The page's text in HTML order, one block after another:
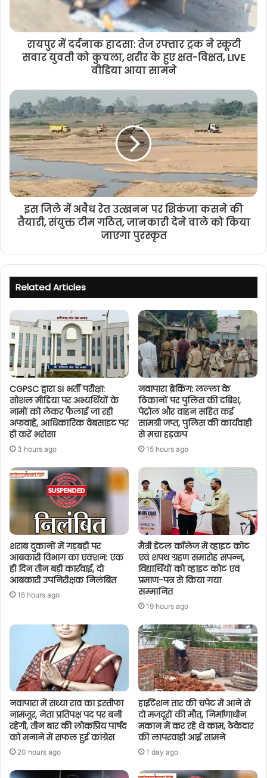
रायपुर में दर्दनाक हादसा: तेज रफ्तार ट्रक ने स्कूटी
सवार युवती को कुचला, शरीर के हुए क्षत-विक्षत, LIVE
वीडिया आया सामने
इस जिले में अवैध रेत उत्खनन पर शिकंजा कसने की
तैयारी, संयुक्त टीम गठित, जानकारी देने वाले को किया
जाएगा पुरस्कृत
Related Articles
CGPSC द्वारा SI भर्ती परीक्षा:
सोशल मीडिया पर अभ्यर्थियों के
नामों को लेकर फैलाई जा रही
अफवाहें, आधिकारिक वेबसाइट पर
ही करें भरोसा
3 hours ago
नवापारा ब्रेकिंग: लल्ला के
ठिकानों पर पुलिस की दबिश,
पेट्रोल और वाहन सहित कई
सामग्री जप्त, पुलिस की कार्यवाही
से मचा हड़कंप
15 hours ago
शराब दुकानों में गड़बड़ी पर
आबकारी विभाग का एक्शन: एक
ही दिन तीन बड़ी कार्रवाई, दो
आबकारी उपनिरीक्षक निलंबित
16 hours ago
मैत्री डेंटल कॉलेज में व्हाइट कोट
एवं शपथ ग्रहण समारोह संपन्न,
विद्यार्थियों को व्हाइट कोट एवं
प्रमाण-पत्र से किया गया
सम्मानित
19 hours ago
नवापारा में संध्या राव का इस्तीफा
नामंजूर, नेता प्रतिपक्ष पद पर बनी
रहेंगी, तीन बार की लोकप्रिय पार्षद
को मनाने में सफल हुई कांग्रेस
20 hours ago
हाईटेंशन तार की चपेट में आने से
दो मजदूरों की मौत, निर्माणाधीन
मकान में कर रहे थे काम, ठेकेदार
की लापरवाही आई सामने
1 day ago